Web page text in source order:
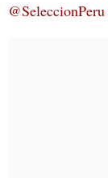
@SeleccionPeru